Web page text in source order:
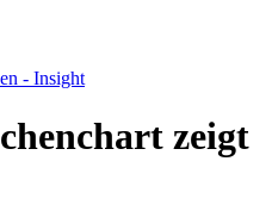
- Insight
zeigt